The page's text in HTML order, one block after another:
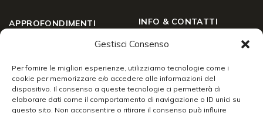
Gestisci Consenso
Per fornire le migliori esperienze, utilizziamo tecnologie come i
cookie per memorizzare e/o accedere alle informazioni del
dispositivo. Il consenso a queste tecnologie ci permetterà di
elaborare dati come il comportamento di navigazione o ID unici su
questo sito. Non acconsentire o ritirare il consenso può influire
APPROFONDIMENTI
Enogastronomia
Lo sai che
INFO & CONTATTI
Chi siamo
Social Wall
Contatti
24/7 support